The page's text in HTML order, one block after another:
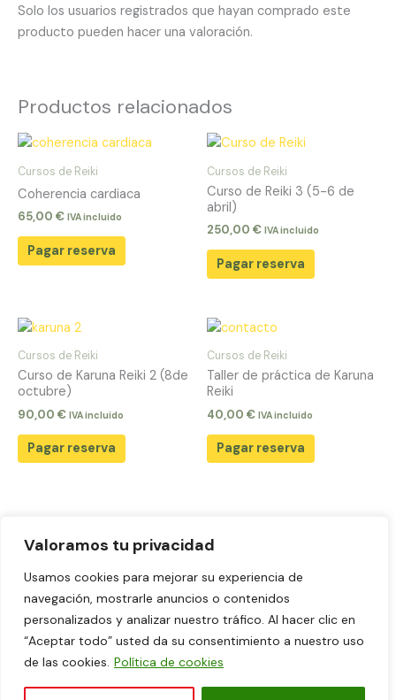
Valoramos tu privacidad
Usamos cookies para mejorar su experiencia de
navegación, mostrarle anuncios o contenidos
personalizados y analizar nuestro tráfico. Al hacer clic en
“Aceptar todo” usted da su consentimiento a nuestro uso
de las cookies. Política de cookies
Solo los usuarios registrados que hayan comprado este
producto pueden hacer una valoración.
Productos relacionados
Cursos de Reiki
Coherencia cardiaca
65,00 € IVA incluido
Pagar reserva
Cursos de Reiki
Curso de Reiki 3 (5-6 de
abril)
250,00 € IVA incluido
Pagar reserva
Cursos de Reiki
Curso de Karuna Reiki 2 (8de
octubre)
90,00 € IVA incluido
Pagar reserva
Cursos de Reiki
Taller de práctica de Karuna
Reiki
40,00 € IVA incluido
Pagar reserva
Aviso legal
Política de Privacidad
Política de cookies
Términos y Condiciones de Venta y Contratación